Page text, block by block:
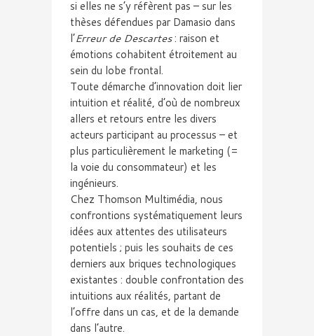
si elles ne s’y réfèrent pas – sur les
thèses défendues par Damasio dans
l’Erreur de Descartes: raison et
émotions cohabitent étroitement au
sein du lobe frontal.
Toute démarche d’innovation doit lier
intuition et réalité, d’où de nombreux
allers et retours entre les divers
acteurs participant au processus – et
plus particulièrement le marketing (=
la voie du consommateur) et les
ingénieurs.
Chez Thomson Multimédia, nous
confrontions systématiquement leurs
idées aux attentes des utilisateurs
potentiels ; puis les souhaits de ces
derniers aux briques technologiques
existantes : double confrontation des
intuitions aux réalités, partant de
l’offre dans un cas, et de la demande
dans l’autre.